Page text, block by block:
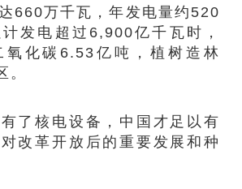
660万千瓦，年发电量约520
发电超过6,900亿千瓦时，
氧化碳6.53亿吨，植树造林
核电设备，中国才足以有
改革开放后的重要发展和种